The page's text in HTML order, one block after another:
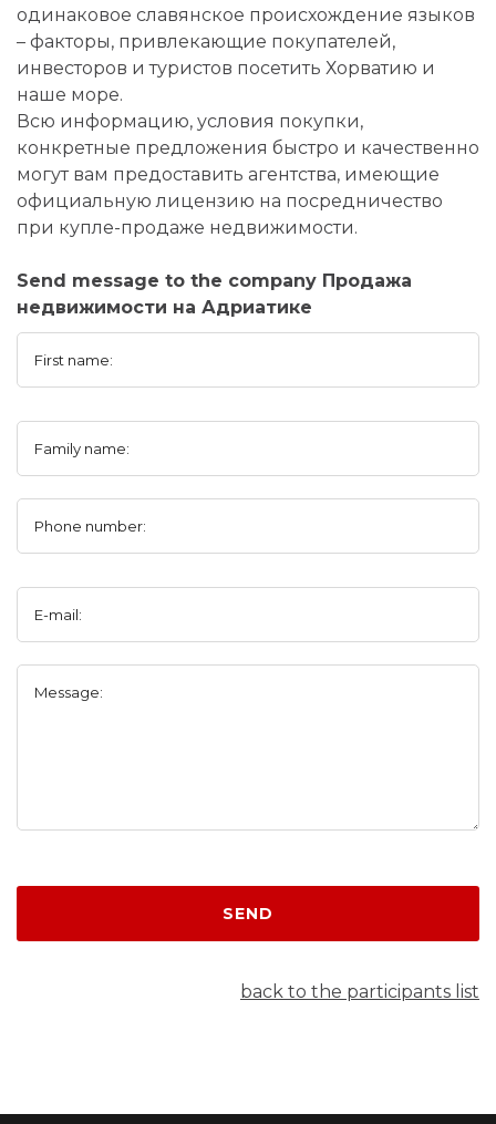
одинаковое славянское происхождение языков
– факторы, привлекающие покупателей,
инвесторов и туристов посетить Хорватию и
наше море.
Всю информацию, условия покупки,
конкретные предложения быстро и качественно
могут вам предоставить агентства, имеющие
официальную лицензию на посредничество
при купле-продаже недвижимости.
Send message to the company Продажа
недвижимости на Адриатике
First name:
Family name:
Phone number:
E-mail:
Message:
SEND
back to the participants list